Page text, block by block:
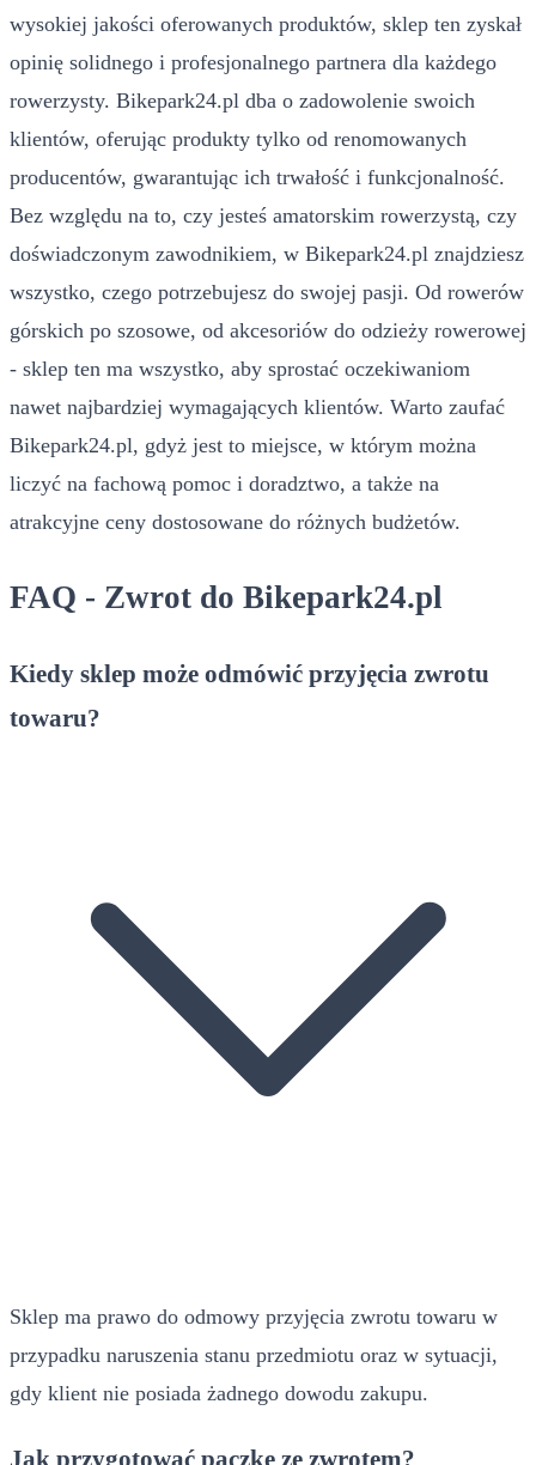
wysokiej jakości oferowanych produktów, sklep ten zyskał
opinię solidnego i profesjonalnego partnera dla każdego
rowerzysty. Bikepark24.pl dba o zadowolenie swoich
klientów, oferując produkty tylko od renomowanych
producentów, gwarantując ich trwałość i funkcjonalność.
Bez względu na to, czy jesteś amatorskim rowerzystą, czy
doświadczonym zawodnikiem, w Bikepark24.pl znajdziesz
wszystko, czego potrzebujesz do swojej pasji. Od rowerów
górskich po szosowe, od akcesoriów do odzieży rowerowej
- sklep ten ma wszystko, aby sprostać oczekiwaniom
nawet najbardziej wymagających klientów. Warto zaufać
Bikepark24.pl, gdyż jest to miejsce, w którym można
liczyć na fachową pomoc i doradztwo, a także na
atrakcyjne ceny dostosowane do różnych budżetów.
FAQ - Zwrot do Bikepark24.pl
Kiedy sklep może odmówić przyjęcia zwrotu
towaru?
Sklep ma prawo do odmowy przyjęcia zwrotu towaru w
przypadku naruszenia stanu przedmiotu oraz w sytuacji,
gdy klient nie posiada żadnego dowodu zakupu.
Jak przygotować paczkę ze zwrotem?